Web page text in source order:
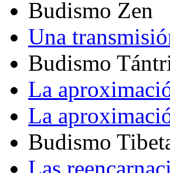
Budismo Zen
Una
Budismo
La
La
Budismo